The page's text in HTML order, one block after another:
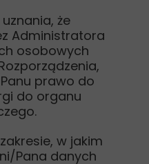
że
Administratora
osobowych
prawo do
do organu
w jakim
Pana danych